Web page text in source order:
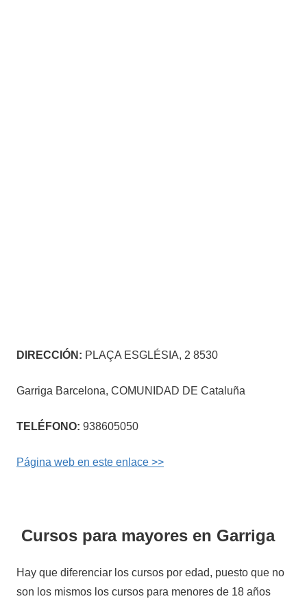
DIRECCIÓN: PLAÇA ESGLÉSIA, 2 8530
Garriga Barcelona, COMUNIDAD DE Cataluña
TELÉFONO: 938605050
Página web en este enlace >>
Cursos para mayores en Garriga
Hay que diferenciar los cursos por edad, puesto que no
son los mismos los cursos para menores de 18 años